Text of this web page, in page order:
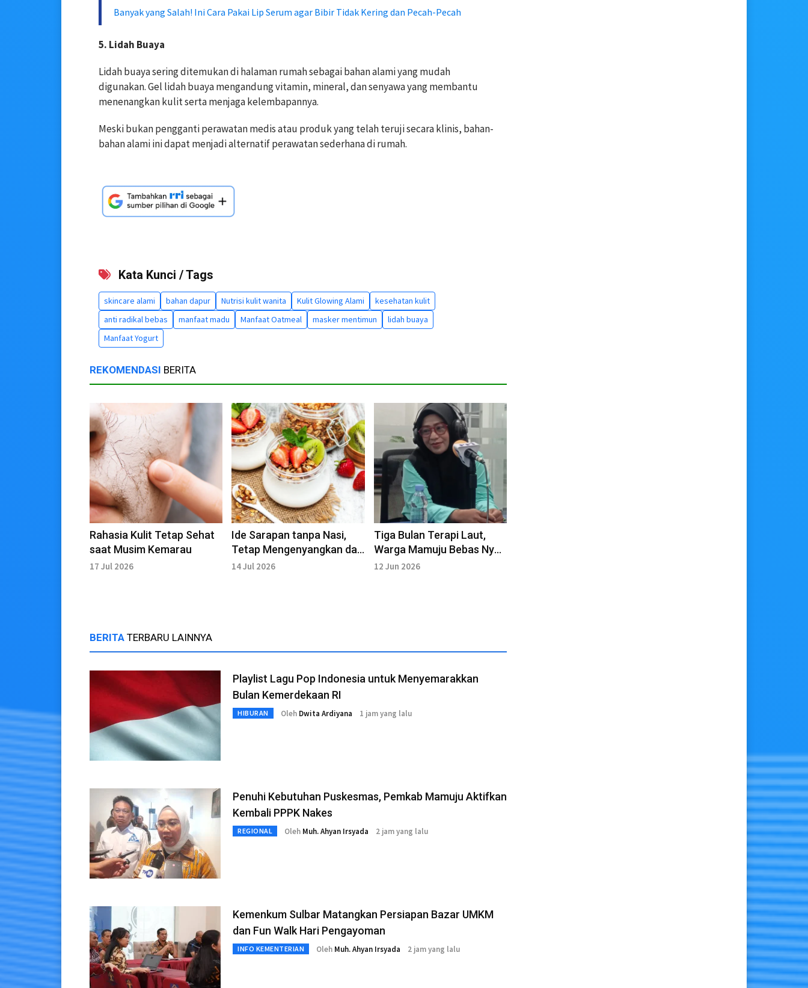
Banyak yang Salah! Ini Cara Pakai Lip Serum agar Bibir Tidak Kering dan Pecah-Pecah
5. Lidah Buaya
Lidah buaya sering ditemukan di halaman rumah sebagai bahan alami yang mudah
digunakan. Gel lidah buaya mengandung vitamin, mineral, dan senyawa yang membantu
menenangkan kulit serta menjaga kelembapannya.
Meski bukan pengganti perawatan medis atau produk yang telah teruji secara klinis, bahan-
bahan alami ini dapat menjadi alternatif perawatan sederhana di rumah.
Kata Kunci / Tags
skincare alami bahan dapur Nutrisi kulit wanita Kulit Glowing Alami
kesehatan kulit
anti radikal bebas
manfaat madu Manfaat Oatmeal masker mentimun
lidah buaya
Manfaat Yogurt
REKOMENDASI BERITA
Rahasia Kulit Tetap Sehat
saat Musim Kemarau
17 Jul 2026
Ide Sarapan tanpa Nasi,
Tetap Mengenyangkan dan
Bergizi untuk Memulai Hari
14 Jul 2026
Tiga Bulan Terapi Laut,
Warga Mamuju Bebas Nyeri
tanpa Obat
12 Jun 2026
BERITA TERBARU LAINNYA
Playlist Lagu Pop Indonesia untuk Menyemarakkan
Bulan Kemerdekaan RI
HIBURAN Oleh Dwita Ardiyana 1 jam yang lalu
Penuhi Kebutuhan Puskesmas, Pemkab Mamuju Aktifkan
Kembali PPPK Nakes
REGIONAL Oleh Muh. Ahyan Irsyada 2 jam yang lalu
Kemenkum Sulbar Matangkan Persiapan Bazar UMKM
dan Fun Walk Hari Pengayoman
INFO KEMENTERIAN Oleh Muh. Ahyan Irsyada 2 jam yang lalu